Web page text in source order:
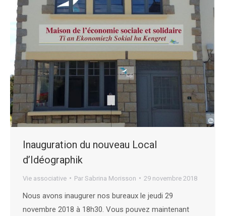
Inauguration du nouveau Local
d’Idéographik
Vie associative Par Sabrina Morisson 29 novembre 2018
Nous avons inaugurer nos bureaux le jeudi 29
novembre 2018 à 18h30. Vous pouvez maintenant